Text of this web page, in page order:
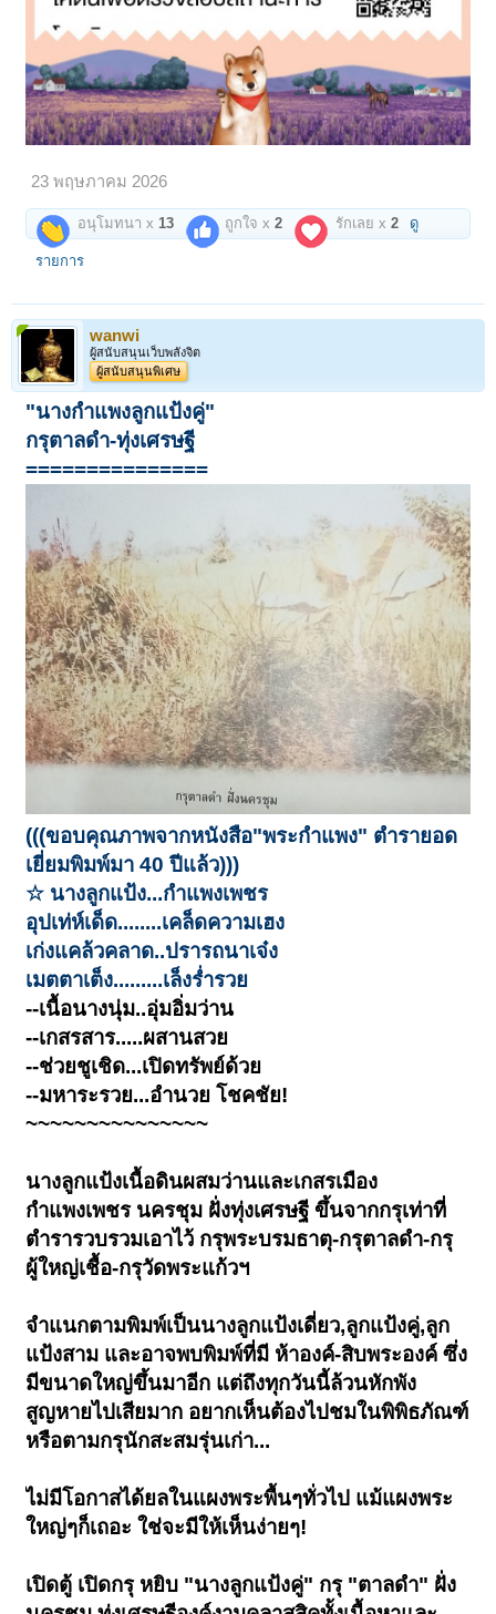
23 พฤษภาคม 2026
อนุโมทนา x13 ถูกใจ x2 รักเลย x2 ดู
รายการ
wanwi
ผู้สนับสนุนเว็บพลังจิต
ผู้สนับสนุนพิเศษ
"นางกำแพงลูกแป้งคู่"
กรุตาลดำ-ทุ่งเศรษฐี
===============
(((ขอบคุณภาพจากหนังสือ"พระกำแพง" ตำรายอด
เยี่ยมพิมพ์มา 40 ปีแล้ว)))
☆ นางลูกแป้ง...กำแพงเพชร
อุปเท่ห์เด็ด........เคล็ดความเฮง
เก่งแคล้วคลาด..ปรารถนาเจ๋ง
เมตตาเต็ง.........เล็งร่ำรวย
--เนื้อนางนุ่ม..อุ่มอิ่มว่าน
--เกสรสาร.....ผสานสวย
--ช่วยชูเชิด...เปิดทรัพย์ด้วย
--มหาระรวย...อำนวย โชคชัย!
~~~~~~~~~~~~~~~
นางลูกแป้งเนื้อดินผสมว่านและเกสรเมือง
กำแพงเพชร นครชุม ฝั่งทุ่งเศรษฐี ขึ้นจากกรุเท่าที่
ตำรารวบรวมเอาไว้ กรุพระบรมธาตุ-กรุตาลดำ-กรุ
ผู้ใหญ่เชื้อ-กรุวัดพระแก้วฯ
จำแนกตามพิมพ์เป็นนางลูกแป้งเดี่ยว,ลูกแป้งคู่,ลูก
แป้งสาม และอาจพบพิมพ์ที่มี ห้าองค์-สิบพระองค์ ซึ่ง
มีขนาดใหญ่ขึ้นมาอีก แต่ถึงทุกวันนี้ล้วนหักพัง
สูญหายไปเสียมาก อยากเห็นต้องไปชมในพิพิธภัณฑ์
หรือตามกรุนักสะสมรุ่นเก่า...
ไม่มีโอกาสได้ยลในแผงพระพื้นๆทั่วไป แม้แผงพระ
ใหญ่ๆก็เถอะ ใช่จะมีให้เห็นง่ายๆ!
เปิดตู้ เปิดกรุ หยิบ "นางลูกแป้งคู่" กรุ "ตาลดำ" ฝั่ง